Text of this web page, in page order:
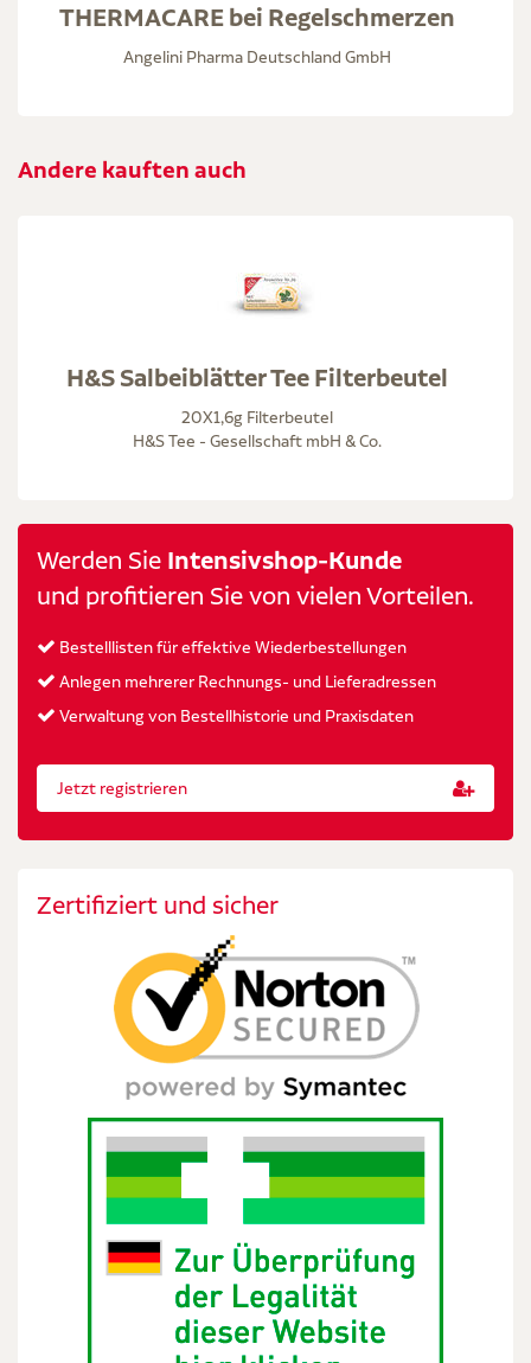
THERMACARE bei Regelschmerzen
Angelini Pharma Deutschland GmbH
Andere kauften auch
H&S Salbeiblätter Tee Filterbeutel
20X1,6g Filterbeutel
H&S Tee - Gesellschaft mbH & Co.
Werden Sie Intensivshop-Kunde
und profitieren Sie von vielen Vorteilen.
Bestelllisten für effektive Wiederbestellungen
Anlegen mehrerer Rechnungs- und Lieferadressen
Verwaltung von Bestellhistorie und Praxisdaten
Jetzt registrieren
Zertifiziert und sicher